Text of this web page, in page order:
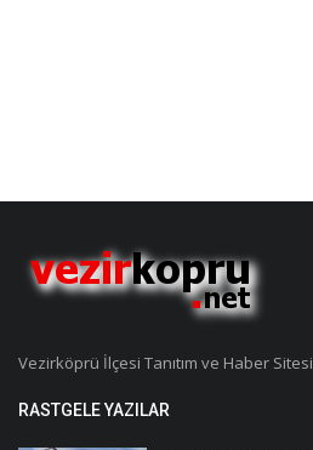
Vezirköprü İlçesi Tanıtım ve Haber Sitesi
RASTGELE YAZILAR